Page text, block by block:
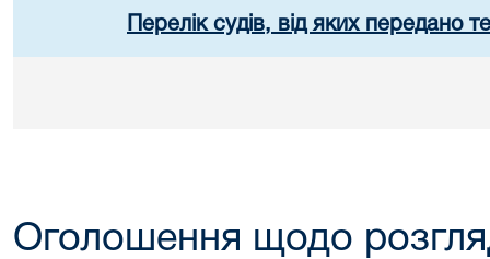
Перелік судів, від яких передано
Оголошення щодо